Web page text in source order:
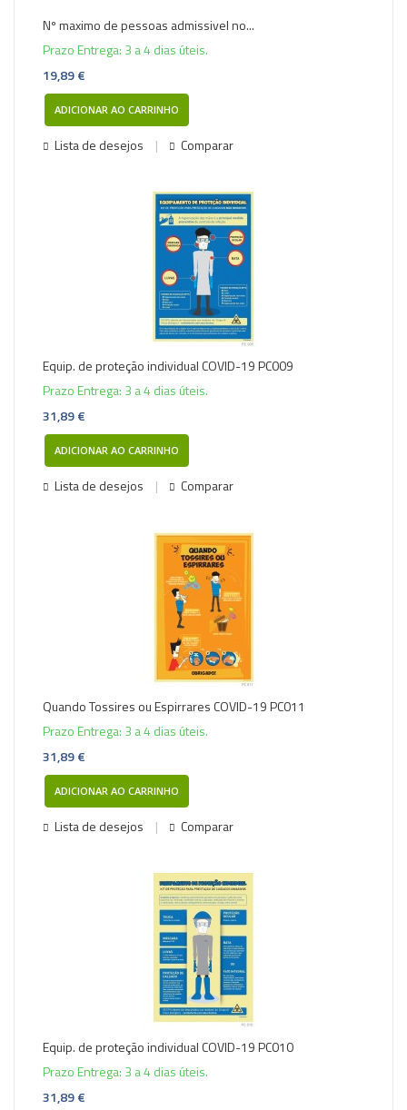
Nº maximo de pessoas admissivel no...
Prazo Entrega: 3 a 4 dias úteis.
19,89 €
ADICIONAR AO CARRINHO
Lista de desejos Comparar
Equip. de proteção individual COVID-19 PC009
Prazo Entrega: 3 a 4 dias úteis.
31,89 €
ADICIONAR AO CARRINHO
Lista de desejos Comparar
Quando Tossires ou Espirrares COVID-19 PC011
Prazo Entrega: 3 a 4 dias úteis.
31,89 €
ADICIONAR AO CARRINHO
Lista de desejos Comparar
Equip. de proteção individual COVID-19 PC010
Prazo Entrega: 3 a 4 dias úteis.
31,89 €